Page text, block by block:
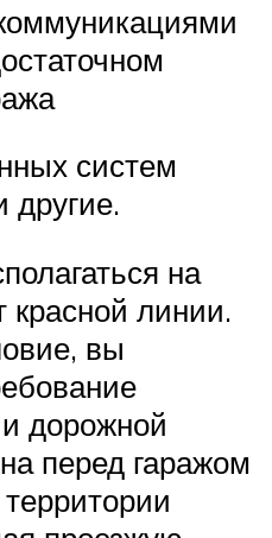
систем
другие.
на
красной линии.
вы
дорожной
перед гаражом